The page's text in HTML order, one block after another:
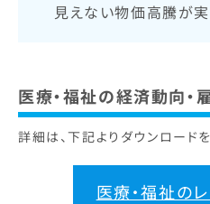
見えない物価高騰が
医療・福祉の経済動向・
詳細は、下記よりダウンロード
医療・福祉の